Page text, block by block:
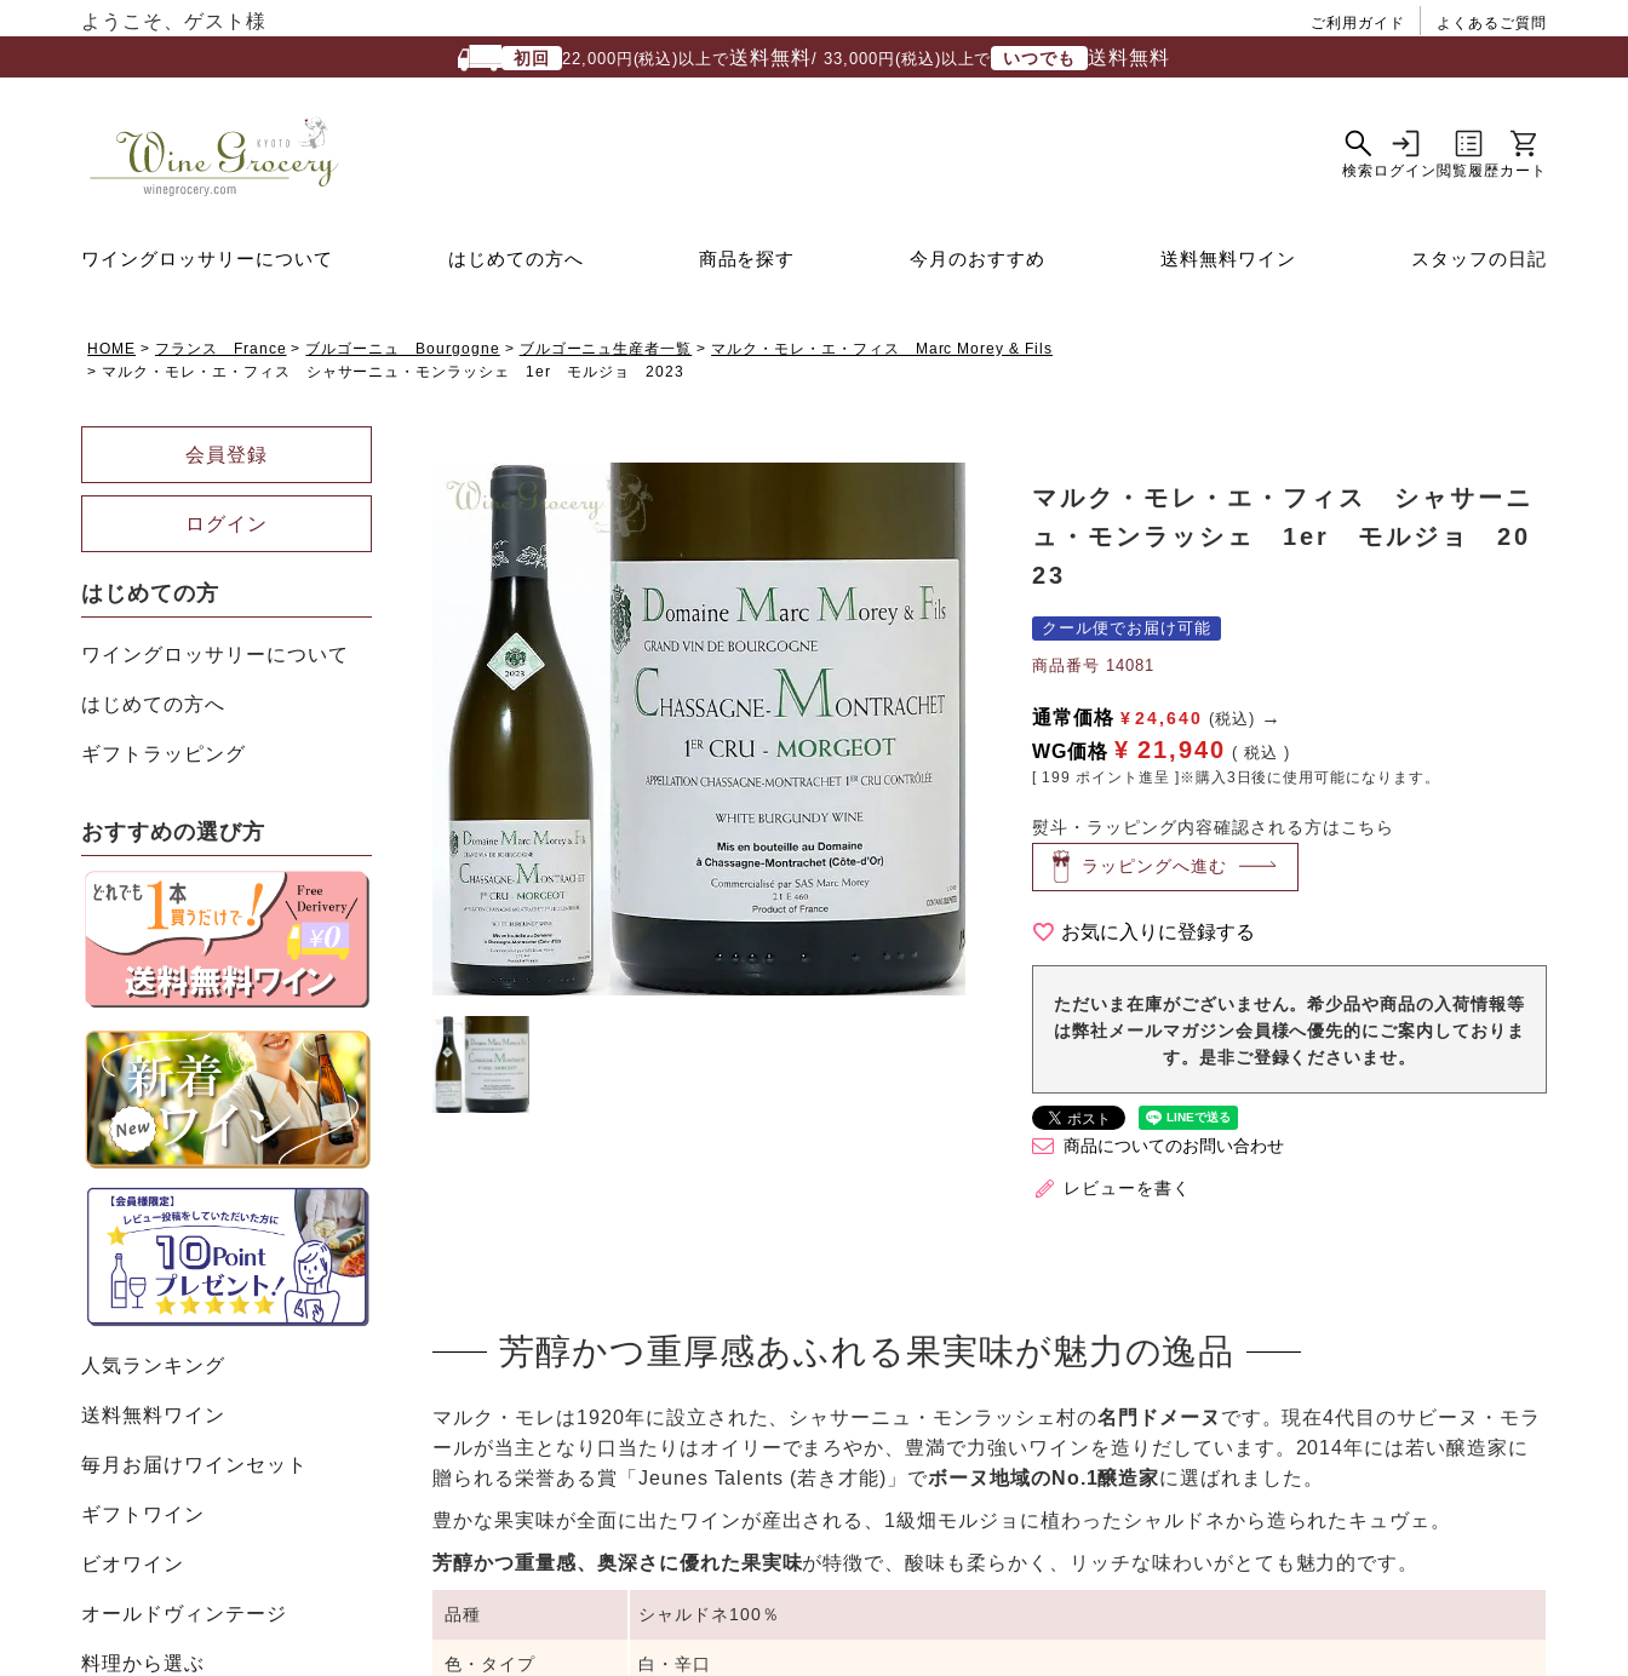
ようこそ、ゲスト様 ご利用ガイド よくあるご質問
初回 22,000円(税込)以上で送料無料/ 33,000円(税込)以上で いつでも 送料無料
ワイングロッサリーについて はじめての方へ 商品を探す 今月のおすすめ 送料無料ワイン スタッフの日記
HOME フランス France ブルゴーニュ Bourgogne ブルゴーニュ生産者一覧
マルク・モレ・エ・フィス Marc Morey & Fils
マルク・モレ・エ・フィス シャサーニュ・モンラッシェ 1er モルジョ 2023
会員登録
ログイン
はじめての方
ワイングロッサリーについて
はじめての方へ
ギフトラッピング
おすすめの選び方
人気ランキング
送料無料ワイン
毎月お届けワインセット
ギフトワイン
ビオワイン
オールドヴィンテージ
料理から選ぶ
マルク・モレ・エ・フィス シャサーニ
ュ・モンラッシェ 1er モルジョ 20
23
クール便でお届け可能
商品番号 14081
通常価格 ¥ 24,640 (税込)
WG価格 ¥ 21,940 税込
[ 199 ポイント進呈 ]※購入3日後に使用可能になります。
熨斗・ラッピング内容確認される方はこちら
ラッピングへ進む
お気に入りに登録する
ただいま在庫がございません。希少品や商品の入荷情報等
は弊社メールマガジン会員様へ優先的にご案内しておりま
す。是非ご登録くださいませ。
商品についてのお問い合わせ
レビューを書く
芳醇かつ重厚感あふれる果実味が魅力の逸品
マルク・モレは1920年に設立された、シャサーニュ・モンラッシェ村の名門ドメーヌ です。現在4代目のサビーヌ・モラ
ールが当主となり口当たりはオイリーでまろやか、豊満で力強いワインを造りだしています。2014年には若い醸造家に
贈られる栄誉ある賞「Jeunes Talents (若き才能)」でボーヌ地域のNo.1醸造家に選ばれました。
豊かな果実味が全面に出たワインが産出される、1級畑モルジョに植わったシャルドネから造られたキュヴェ。
芳醇かつ重量感、奥深さに優れた果実味が特徴で、酸味も柔らかく、リッチな味わいがとても魅力的です。
品種 シャルドネ100％
色・タイプ 白・辛口